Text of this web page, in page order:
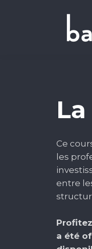
Ce
les
entre
a été